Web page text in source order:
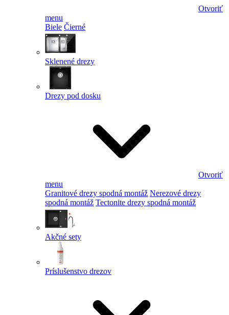
Otvoriť
menu
Biele Čierné
Sklenené drezy
Drezy pod dosku
Otvoriť
menu
Granitové drezy spodná montáž Nerezové drezy
spodná montáž Tectonite drezy spodná montáž
Akčné sety
Príslušenstvo drezov